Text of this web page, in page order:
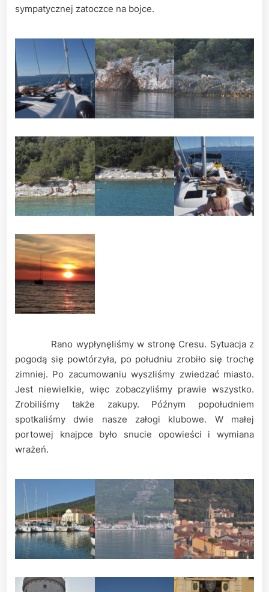
sympatycznej zatoczce na bojce.
Rano wypłynęliśmy w stronę Cresu. Sytuacja z
pogodą się powtórzyła, po południu zrobiło się trochę
zimniej. Po zacumowaniu wyszliśmy zwiedzać miasto.
Jest niewielkie, więc zobaczyliśmy prawie wszystko.
Zrobiliśmy także zakupy. Późnym popołudniem
spotkaliśmy dwie nasze załogi klubowe. W małej
portowej knajpce było snucie opowieści i wymiana
wrażeń.